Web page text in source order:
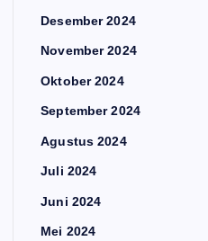
Desember 2024
November 2024
Oktober 2024
September 2024
Agustus 2024
Juli 2024
Juni 2024
Mei 2024